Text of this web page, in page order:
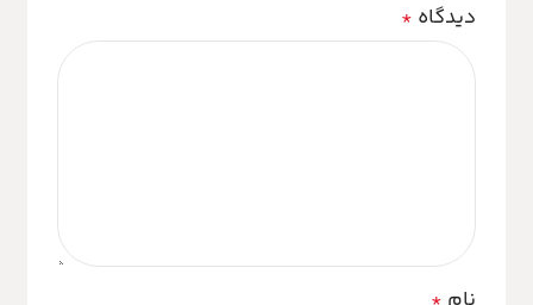
دیدگاه *